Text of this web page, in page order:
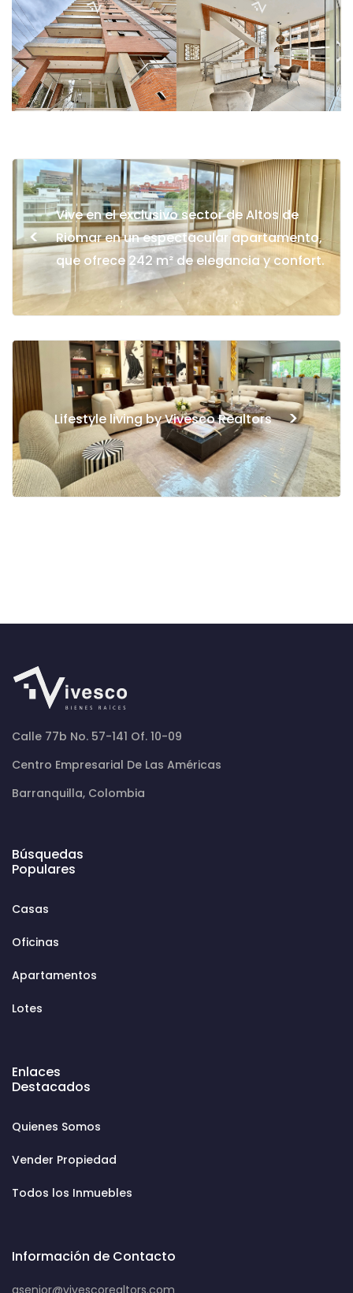
<
Vive en el exclusivo sector de Altos de
Riomar en un espectacular apartamento,
que ofrece 242 m² de elegancia y confort.
Lifestyle living by Vivesco Realtors >
Calle 77b No. 57-141 Of. 10-09
Centro Empresarial De Las Américas
Barranquilla, Colombia
Búsquedas
Populares
Casas
Oficinas
Apartamentos
Lotes
Enlaces
Destacados
Quienes Somos
Vender Propiedad
Todos los Inmuebles
Información de Contacto
asenior@vivescorealtors.com